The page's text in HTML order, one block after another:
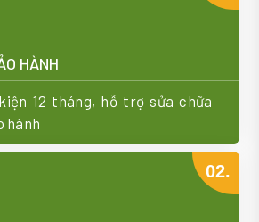
HÀNH
12 tháng, hỗ trợ sửa chữa
hành
02.